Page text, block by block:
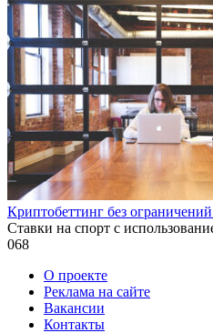
Криптобеттинг без
Ставки на спорт с
068
О проекте
Реклама на сайте
Вакансии
Контакты